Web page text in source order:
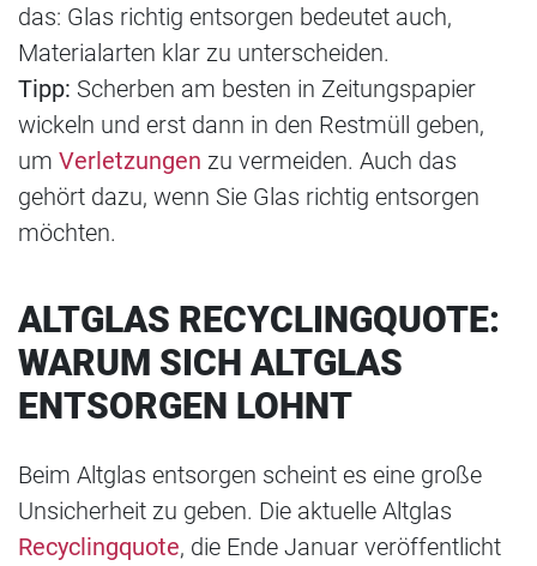
das: Glas richtig entsorgen bedeutet auch,
Materialarten klar zu unterscheiden.
Tipp: Scherben am besten in Zeitungspapier
wickeln und erst dann in den Restmüll geben,
um Verletzungen zu vermeiden. Auch das
gehört dazu, wenn Sie Glas richtig entsorgen
möchten.
ALTGLAS RECYCLINGQUOTE:
WARUM SICH ALTGLAS
ENTSORGEN LOHNT
Beim Altglas entsorgen scheint es eine große
Unsicherheit zu geben. Die aktuelle Altglas
Recyclingquote, die Ende Januar veröffentlicht